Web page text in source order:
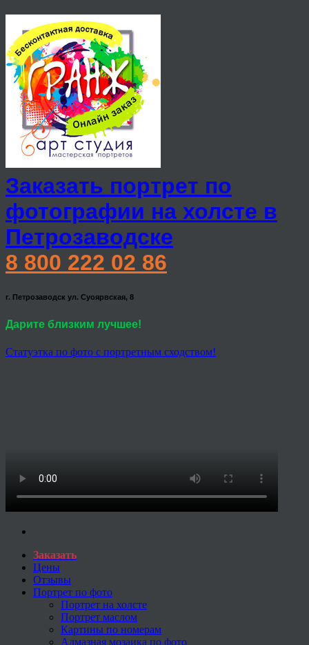
Заказать портрет по
фотографии на холсте в
Петрозаводске
8 800 222 02 86
г. Петрозаводск ул. Суоярвская, 8
Дарите близким лучшее!
Статуэтка по фото с портретным сходством!
Заказать
Цены
Отзывы
Портрет по фото
Портрет на холсте
Портрет маслом
Картины по номерам
Алмазная мозаика по фото